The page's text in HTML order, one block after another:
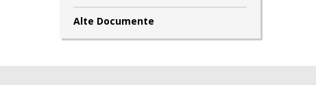
Alte Documente